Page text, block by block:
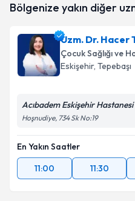
kapsamda
Bölgenize yakın diğer
Uzm. Dr. Hacer
Çocuk Sağlığı ve
Eskişehir, Tepebaşı
Acıbadem Eskişehir Hastanesi
Hoşnudiye, 734 Sk No:19
En Yakın Saatler
11:00
11:30